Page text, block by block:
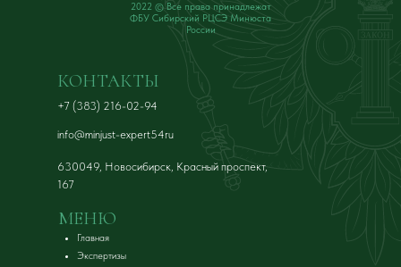
info@minjust-expert54ru
+7 (383) 216-02-94
630049, Новосибирск, Красный проспект,
167
КОНТАКТЫ
МЕНЮ
Главная
Экспертизы
2022 © Все права принадлежат
ФБУ Сибирский РЦСЭ Минюста
России